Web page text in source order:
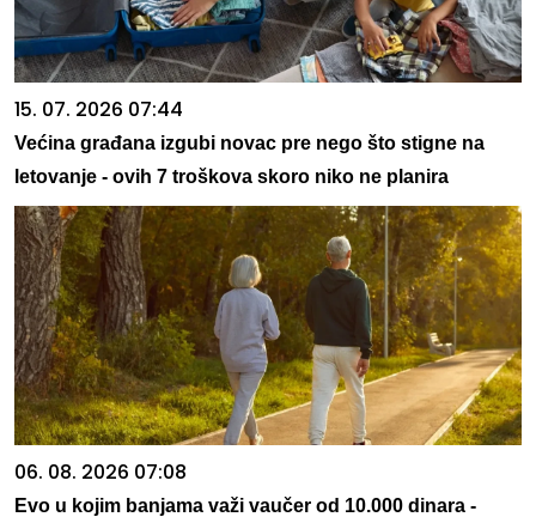
15. 07. 2026 07:44
Većina građana izgubi novac pre nego što stigne na
letovanje - ovih 7 troškova skoro niko ne planira
06. 08. 2026 07:08
Evo u kojim banjama važi vaučer od 10.000 dinara -